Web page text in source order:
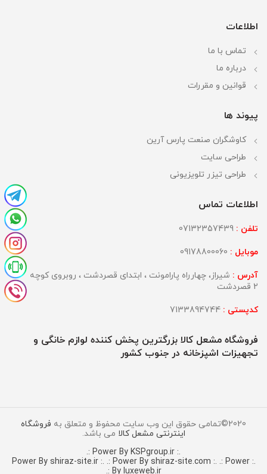
اطلاعات
تماس با ما
درباره ما
قوانین و مقررات
پیوند ها
کاوشگران صنعت پارس آرین
طراحی سایت
طراحی تیزر تلویزیونی
اطلاعات تماس
تلفن :
موبایل :
آدرس : شیراز، چهارراه پارامونت ، ابتدای قصردشت ، روبروی کوچه
2 قصردشت
کدپستی :
فروشگاه مشعل کالا بزرگترین پخش کننده لوازم خانگی و
تجهیزات اشپزخانه در جنوب کشور
2020©تمامی حقوق این وب سایت محفوظ و متعلق به
فروشگاه
اینترنتی مشعل کالا می باشد.
.: Power By KSPgroup.ir :.
.: Power By shiraz-site.ir :.
.: Power By shiraz-site.com :. .: Power
By luxeweb.ir :.